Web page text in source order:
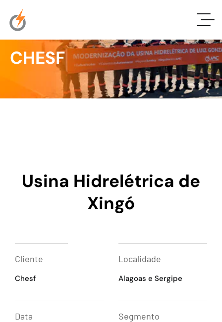
CHESF
Usina Hidrelétrica de
Xingó
Cliente
Chesf
Localidade
Alagoas e Sergipe
Data Segmento